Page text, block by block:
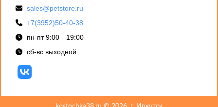
sales@petstore.ru
+7(3952)50-40-38
пн-пт 9:00—19:00
сб-вс выходной